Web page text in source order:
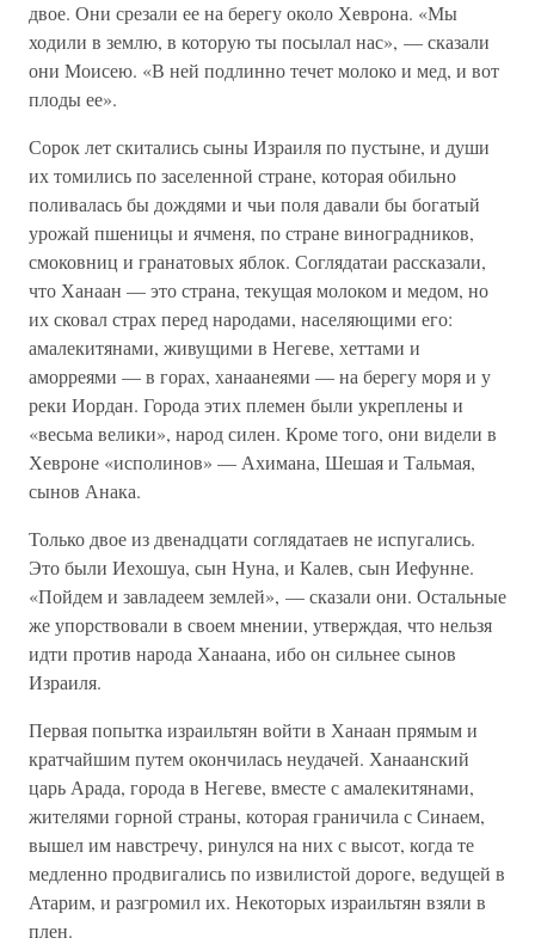
двое. Они срезали ее на берегу около Хеврона. «Мы
ходили в землю, в которую ты посылал нас», — сказали
они Моисею. «В ней подлинно течет молоко и мед, и вот
плоды ее».
Сорок лет скитались сыны Израиля по пустыне, и души
их томились по заселенной стране, которая обильно
поливалась бы дождями и чьи поля давали бы богатый
урожай пшеницы и ячменя, по стране виноградников,
смоковниц и гранатовых яблок. Соглядатаи рассказали,
что Ханаан — это страна, текущая молоком и медом, но
их сковал страх перед народами, населяющими его:
амалекитянами, живущими в Негеве, хеттами и
аморреями — в горах, ханаанеями — на берегу моря и у
реки Иордан. Города этих племен были укреплены и
«весьма велики», народ силен. Кроме того, они видели в
Хевроне «исполинов» — Ахимана, Шешая и Тальмая,
сынов Анака.
Только двое из двенадцати соглядатаев не испугались.
Это были Иехошуа, сын Нуна, и Калев, сын Иефунне.
«Пойдем и завладеем землей», — сказали они. Остальные
же упорствовали в своем мнении, утверждая, что нельзя
идти против народа Ханаана, ибо он сильнее сынов
Израиля.
Первая попытка израильтян войти в Ханаан прямым и
кратчайшим путем окончилась неудачей. Ханаанский
царь Арада, города в Негеве, вместе с амалекитянами,
жителями горной страны, которая граничила с Синаем,
вышел им навстречу, ринулся на них с высот, когда те
медленно продвигались по извилистой дороге, ведущей в
Атарим, и разгромил их. Некоторых израильтян взяли в
плен.